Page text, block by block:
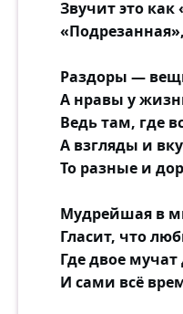
Звучит это
Раздоры —
А нравы у
Ведь там, где
А взгляды и
То разные и
Мудрейшая в
Гласит, что
Где двое мучат
И сами всё